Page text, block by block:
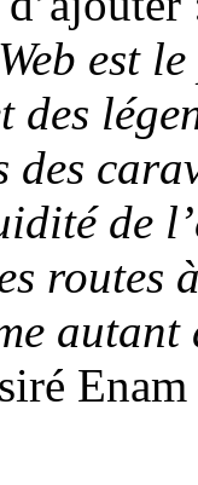
est
des
des
de
routes
autant